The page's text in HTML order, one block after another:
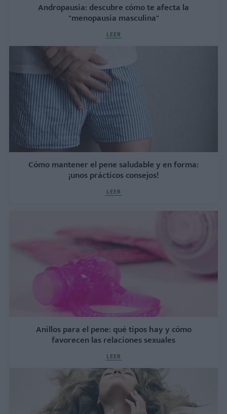
Andropausia: descubre cómo te afecta la
"menopausia masculina"
LEER
Cómo mantener el pene saludable y en forma:
¡unos prácticos consejos!
LEER
Anillos para el pene: qué tipos hay y cómo
favorecen las relaciones sexuales
LEER